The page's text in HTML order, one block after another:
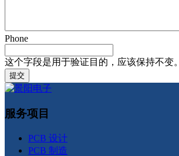
Phone
这个字段是用于验证目的，应该保持不变。
服务项目
PCB 设计
PCB 制造